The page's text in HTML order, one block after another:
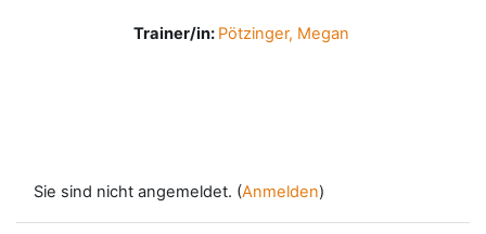
Trainer/in: Pötzinger, Megan
Sie sind nicht angemeldet. (Anmelden)